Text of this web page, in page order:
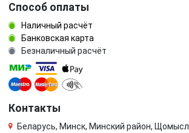
Способ оплаты
Наличный расчёт
Банковская карта
Безналичный расчёт
Контакты
Беларусь, Минск, Минский район,